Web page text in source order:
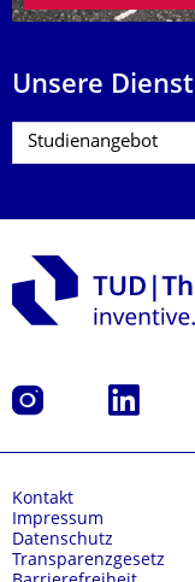
Unsere
Instagram LinkedIn
Kontakt
Impressum
Datenschutz
Transparenzgesetz